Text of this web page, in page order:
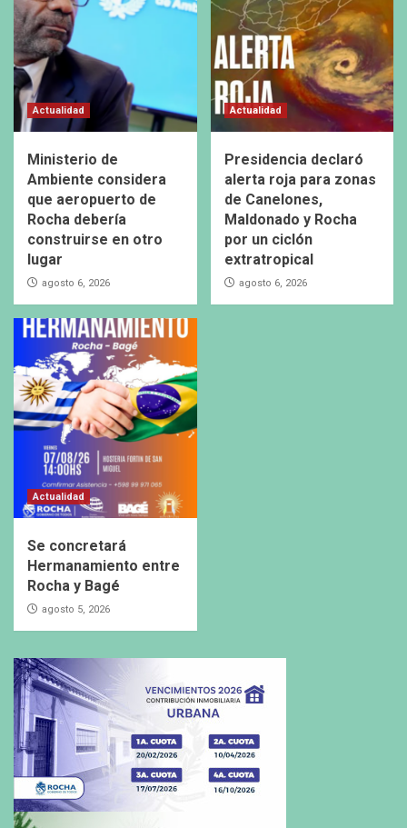
Actualidad
Ministerio de
Ambiente considera
que aeropuerto de
Rocha debería
construirse en otro
lugar
agosto 6, 2026
Actualidad
Presidencia declaró
alerta roja para zonas
de Canelones,
Maldonado y Rocha
por un ciclón
extratropical
agosto 6, 2026
Actualidad
Se concretará
Hermanamiento entre
Rocha y Bagé
agosto 5, 2026